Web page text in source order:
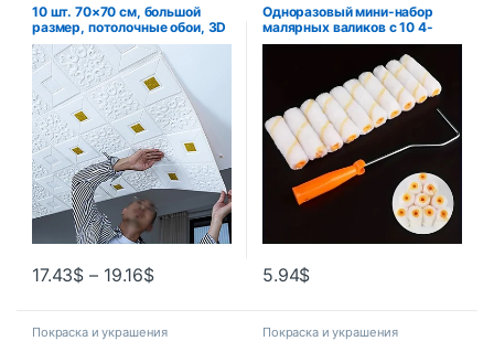
10 шт. 70×70 см, большой
размер, потолочные обои, 3D
кирпич, водонепроницаемые
наклейки на стену,
пенопластовые
самоклеящиеся украшения
стены
17.43$ – 19.16$
Одноразовый мини-набор
малярных валиков с 10 4-
дюймовыми крышками,
длинный валик длиной 30 см,
малярный валик для
покраски стен, практичный
инструмент
5.94$
Покраска и украшения Покраска и украшения